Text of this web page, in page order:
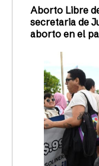
Aborto Libre
secretaria de
aborto en el